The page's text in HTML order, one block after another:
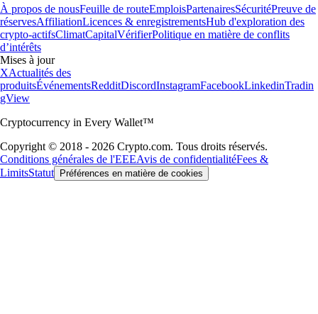
À propos de nousFeuille de routeEmploisPartenairesSécuritéPreuve de
réservesAffiliationLicences & enregistrementsHub d'exploration des
crypto-actifsClimatCapitalVérifierPolitique en matière de conflits
d’intérêts
Mises à jour
XActualités des
produitsÉvénementsRedditDiscordInstagramFacebookLinkedinTradin
gView
Cryptocurrency in Every Wallet™
Copyright © 2018 - 2026 Crypto.com. Tous droits réservés.
Conditions générales de l'EEEAvis de confidentialitéFees &
LimitsStatut Préférences en matière de cookies